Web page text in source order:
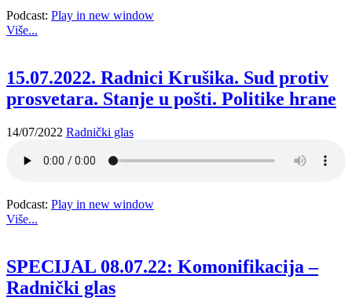
Podcast: Play in new window
Više...
15.07.2022. Radnici Krušika. Sud protiv
prosvetara. Stanje u pošti. Politike hrane
14/07/2022 Radnički glas
Podcast: Play in new window
Više...
SPECIJAL 08.07.22: Komonifikacija –
Radnički glas